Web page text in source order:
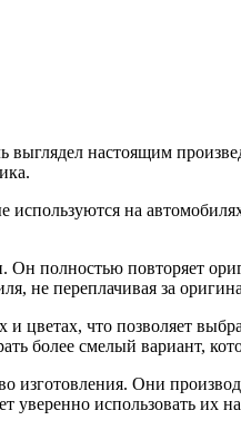
настоящим
на
Он полностью повторяет
не переплачивая за
и цветах, что позволяет
более смелый вариант,
Они
уверенно использовать их